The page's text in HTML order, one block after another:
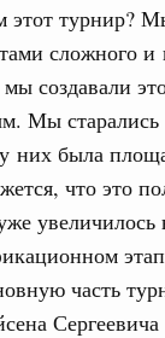
этот турнир?
сложного
создавали
Мы
них была
что это
часть
и массовый
Голикова